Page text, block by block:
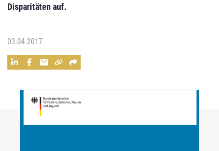
Disparitäten auf.
03.04.2017